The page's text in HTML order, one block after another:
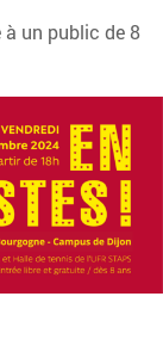
à un public de 8